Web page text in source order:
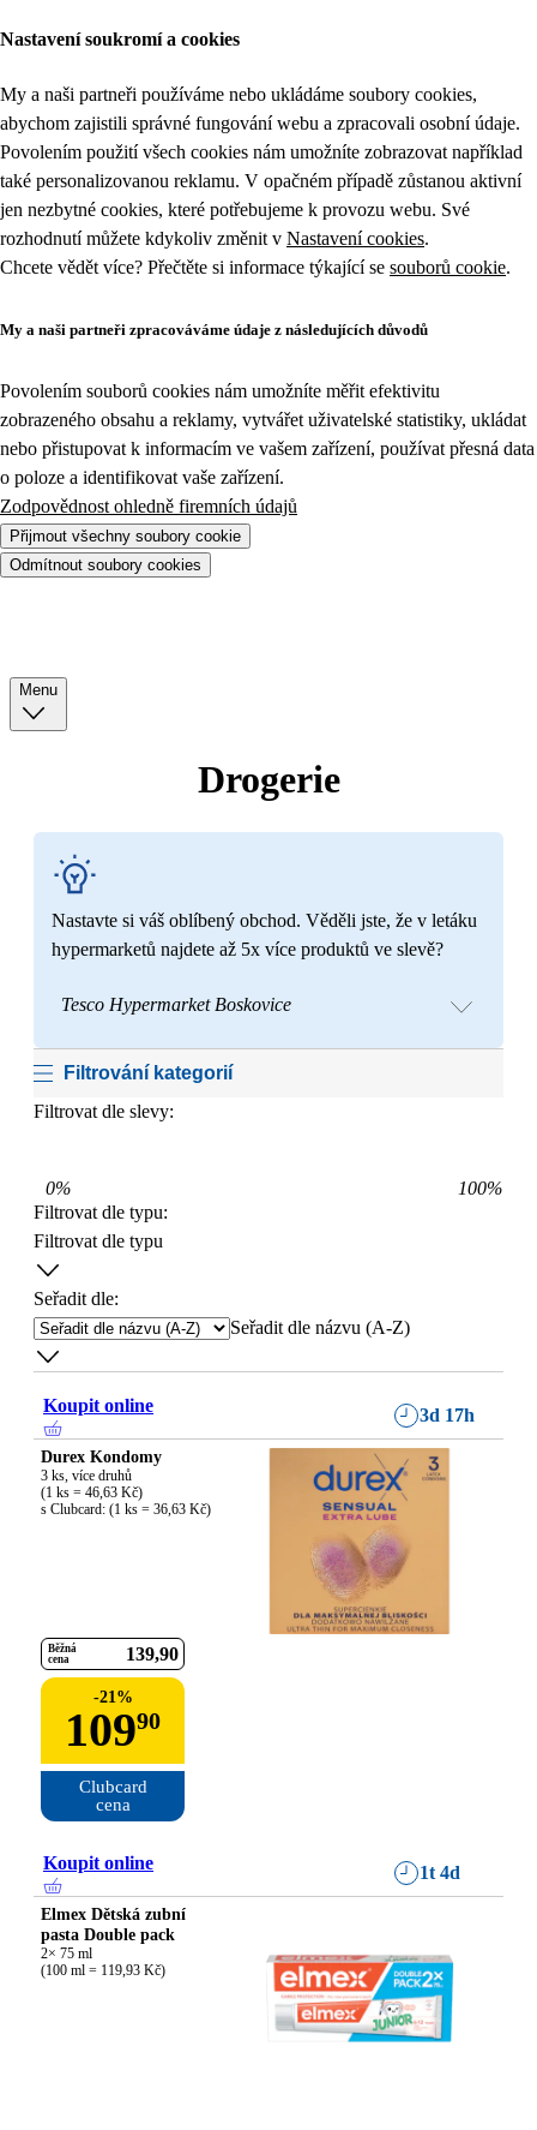
Nastavení soukromí a cookies
My a naši partneři používáme nebo ukládáme soubory cookies,
abychom zajistili správné fungování webu a zpracovali osobní údaje.
Povolením použití všech cookies nám umožníte zobrazovat například
také personalizovanou reklamu. V opačném případě zůstanou aktivní
jen nezbytné cookies, které potřebujeme k provozu webu. Své
rozhodnutí můžete kdykoliv změnit v Nastavení cookies.
Chcete vědět více? Přečtěte si informace týkající se souborů cookie.
My a naši partneři zpracováváme údaje z následujících důvodů
Povolením souborů cookies nám umožníte měřit efektivitu
zobrazeného obsahu a reklamy, vytvářet uživatelské statistiky, ukládat
nebo přistupovat k informacím ve vašem zařízení, používat přesná data
o poloze a identifikovat vaše zařízení.
Zodpovědnost ohledně firemních údajů
Přijmout všechny soubory cookie
Odmítnout soubory cookies
Menu
Drogerie
Nastavte si váš oblíbený obchod. Věděli jste, že v letáku
hypermarketů najdete až 5x více produktů ve slevě?
Tesco Hypermarket Boskovice
Filtrování kategorií
Filtrovat dle slevy:
0% 100%
Filtrovat dle typu:
Filtrovat dle typu
Seřadit dle:
Seřadit dle názvu (A-Z)
Koupit online 3d 17h
Durex Kondomy
3 ks, více druhů
(1 ks = 46,63 Kč)
s Clubcard: (1 ks = 36,63 Kč)
Běžná
cena
139 90
-21%
10990
Clubcard
cena
Koupit online 1t 4d
Elmex Dětská zubní
pasta Double pack
2× 75 ml
(100 ml = 119,93 Kč)